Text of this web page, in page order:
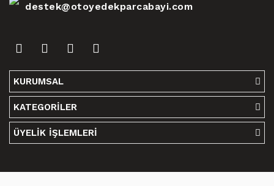
destek@otoyedekparcabayi.com
KURUMSAL
KATEGORİLER
ÜYELİK İŞLEMLERİ